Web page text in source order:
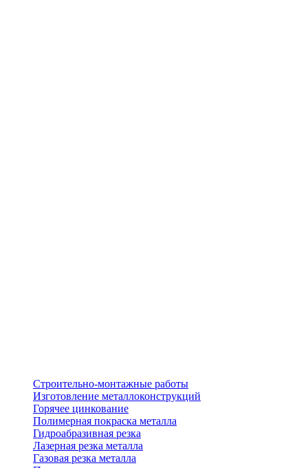
Строительно-монтажные работы
Изготовление металлоконструкций
Горячее цинкование
Полимерная покраска металла
Гидроабразивная резка
Лазерная резка металла
Газовая резка металла